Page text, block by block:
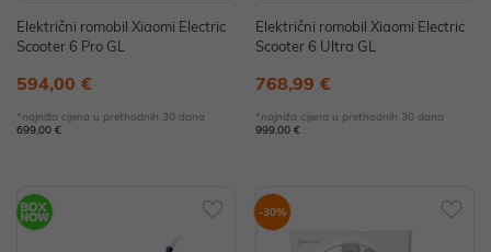
Električni romobil Xiaomi Electric
Scooter 6 Pro GL
594,00 €
*najniža cijena u prethodnih 30 dana
699,00 €
Električni romobil Xiaomi Electric
Scooter 6 Ultra GL
768,99 €
*najniža cijena u prethodnih 30 dana
999,00 €
-30%